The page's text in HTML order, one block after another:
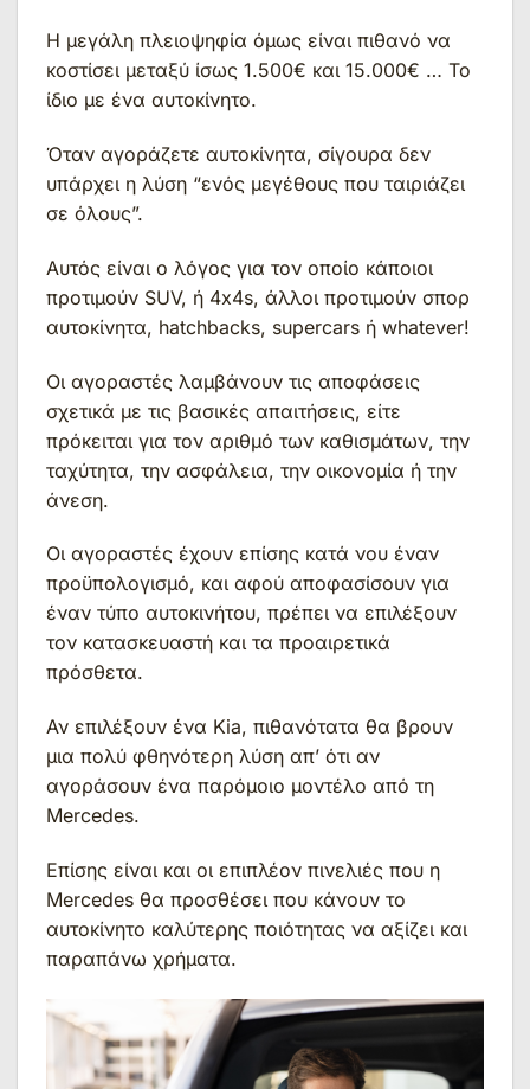
Η μεγάλη πλειοψηφία όμως είναι πιθανό να
κοστίσει μεταξύ ίσως 1.500€ και 15.000€ … Το
ίδιο με ένα αυτοκίνητο.
Όταν αγοράζετε αυτοκίνητα, σίγουρα δεν
υπάρχει η λύση “ενός μεγέθους που ταιριάζει
σε όλους”.
Αυτός είναι ο λόγος για τον οποίο κάποιοι
προτιμούν SUV, ή 4x4s, άλλοι προτιμούν σπορ
αυτοκίνητα, hatchbacks, supercars ή whatever!
Οι αγοραστές λαμβάνουν τις αποφάσεις
σχετικά με τις βασικές απαιτήσεις, είτε
πρόκειται για τον αριθμό των καθισμάτων, την
ταχύτητα, την ασφάλεια, την οικονομία ή την
άνεση.
Οι αγοραστές έχουν επίσης κατά νου έναν
προϋπολογισμό, και αφού αποφασίσουν για
έναν τύπο αυτοκινήτου, πρέπει να επιλέξουν
τον κατασκευαστή και τα προαιρετικά
πρόσθετα.
Αν επιλέξουν ένα Kia, πιθανότατα θα βρουν
μια πολύ φθηνότερη λύση απ’ ότι αν
αγοράσουν ένα παρόμοιο μοντέλο από τη
Mercedes.
Επίσης είναι και οι επιπλέον πινελιές που η
Mercedes θα προσθέσει που κάνουν το
αυτοκίνητο καλύτερης ποιότητας να αξίζει και
παραπάνω χρήματα.